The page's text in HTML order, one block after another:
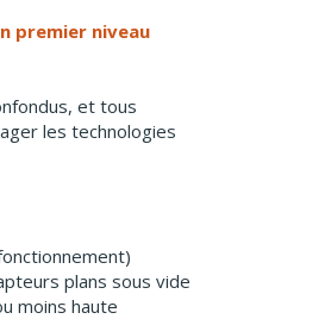
premier niveau
et tous
les technologies
plans sous vide
moins haute